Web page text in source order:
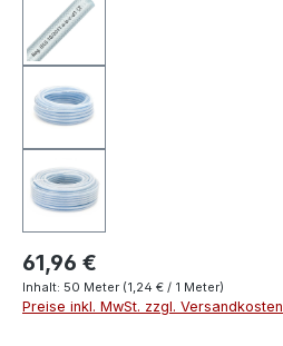
61,96 €
Inhalt: 50 Meter (1,24 € / 1 Meter)
Preise inkl. MwSt. zzgl. Versandkosten